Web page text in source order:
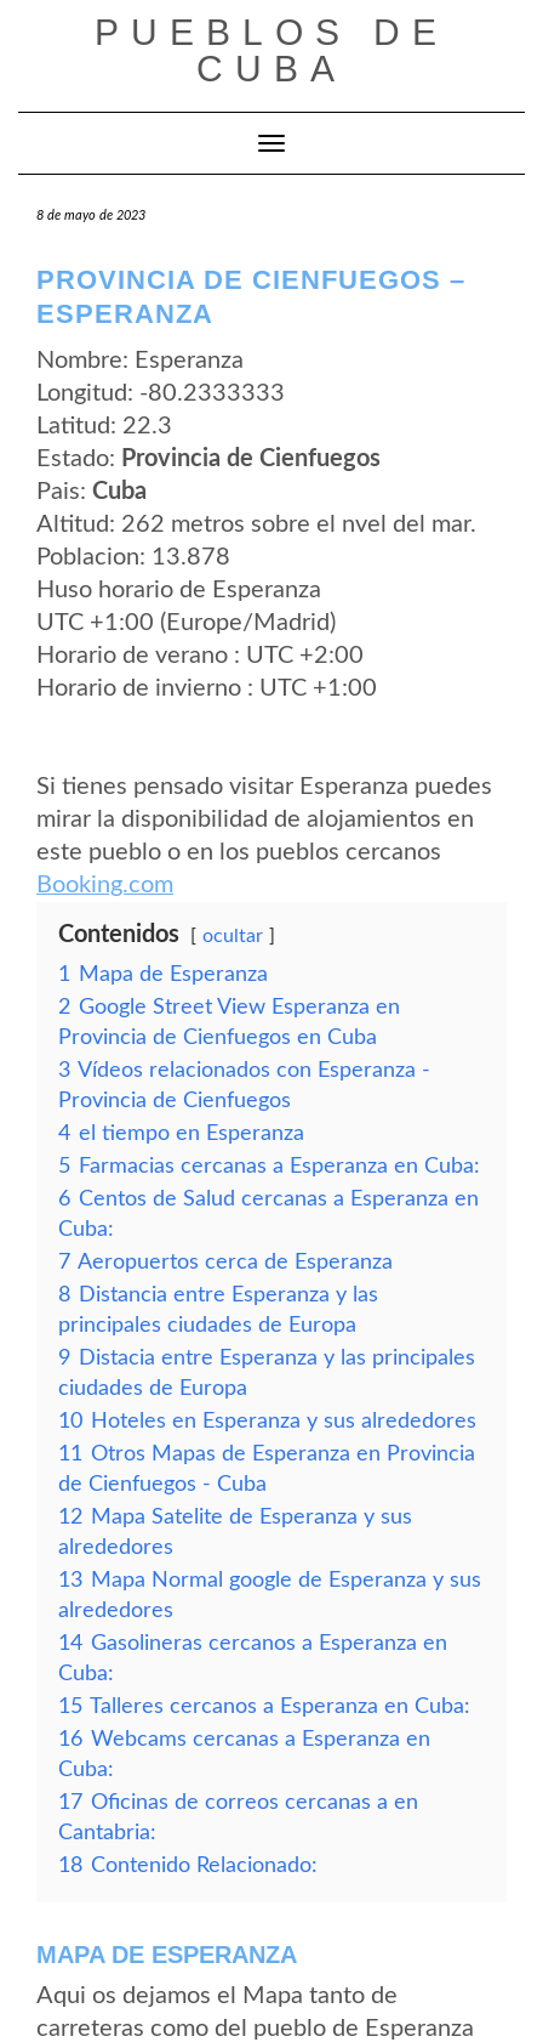
PUEBLOS DE
CUBA
Cambiar modo de navegación
8 de mayo de 2023
PROVINCIA DE CIENFUEGOS –
ESPERANZA
Nombre: Esperanza
Longitud: -80.2333333
Latitud: 22.3
Estado: Provincia de Cienfuegos
Pais: Cuba
Altitud: 262 metros sobre el nvel del mar.
Poblacion: 13.878
Huso horario de Esperanza
UTC +1:00 (Europe/Madrid)
Horario de verano : UTC +2:00
Horario de invierno : UTC +1:00
Si tienes pensado visitar Esperanza puedes
mirar la disponibilidad de alojamientos en
este pueblo o en los pueblos cercanos
Booking.com
Contenidos ocultar
1
Mapa de Esperanza
2 Google Street View Esperanza en
Provincia de Cienfuegos en Cuba
3 Vídeos relacionados con Esperanza -
Provincia de Cienfuegos
4 el tiempo en Esperanza
5 Farmacias cercanas a Esperanza en Cuba:
6 Centos de Salud cercanas a Esperanza en
Cuba:
7 Aeropuertos cerca de Esperanza
8 Distancia entre Esperanza y las
principales ciudades de Europa
9 Distacia entre Esperanza y las principales
ciudades de Europa
10 Hoteles en Esperanza y sus alrededores
11 Otros Mapas de Esperanza en Provincia
de Cienfuegos - Cuba
12 Mapa Satelite de Esperanza y sus
alrededores
13 Mapa Normal google de Esperanza y sus
alrededores
14 Gasolineras cercanos a Esperanza en
Cuba:
15 Talleres cercanos a Esperanza en Cuba:
16 Webcams cercanas a Esperanza en
Cuba:
17 Oficinas de correos cercanas a en
Cantabria:
18 Contenido Relacionado:
MAPA DE ESPERANZA
Aqui os dejamos el Mapa tanto de
carreteras como del pueblo de Esperanza